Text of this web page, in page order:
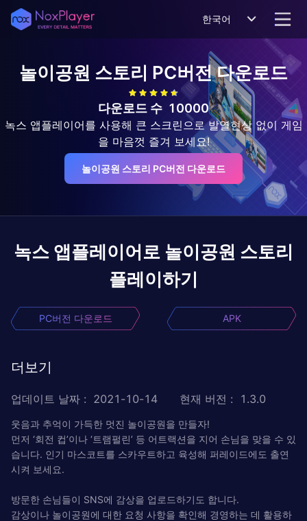
한국어
놀이공원 스토리 PC버전 다운로드
다운로드 수 10000
녹스 앱플레이어를 사용해 큰 스크린으로 발열현상 없이 게임
을 마음껏 즐겨 보세요!
놀이공원 스토리 PC버전 다운로드
녹스 앱플레이어로 놀이공원 스토리
플레이하기
PC버전 다운로드 APK
더보기
업데이트 날짜 : 2021-10-14 현재 버전 : 1.3.0
웃음과 추억이 가득한 멋진 놀이공원을 만들자!
먼저 ‘회전 컵’이나 ‘트램펄린’ 등 어트랙션을 지어 손님을 맞을 수 있
습니다. 인기 마스코트를 스카우트하고 육성해 퍼레이드에도 출연
시켜 보세요.
방문한 손님들이 SNS에 감상을 업로드하기도 합니다.
감상이나 놀이공원에 대한 요청 사항을 확인해 경영하는 데 활용하